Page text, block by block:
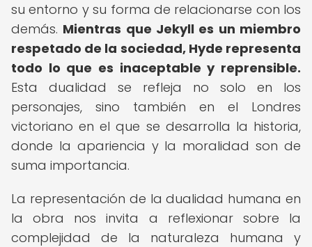
su entorno y su forma de relacionarse con los
demás. Mientras que Jekyll es un miembro
respetado de la sociedad, Hyde representa
todo lo que es inaceptable y reprensible.
Esta dualidad se refleja no solo en los
personajes, sino también en el Londres
victoriano en el que se desarrolla la historia,
donde la apariencia y la moralidad son de
suma importancia.
La representación de la dualidad humana en
la obra nos invita a reflexionar sobre la
complejidad de la naturaleza humana y